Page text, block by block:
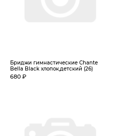
Бриджи гимнастические Chante
Bella Black хлопок,детский (26)
680 ₽